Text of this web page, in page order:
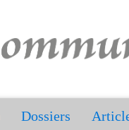
Dossiers